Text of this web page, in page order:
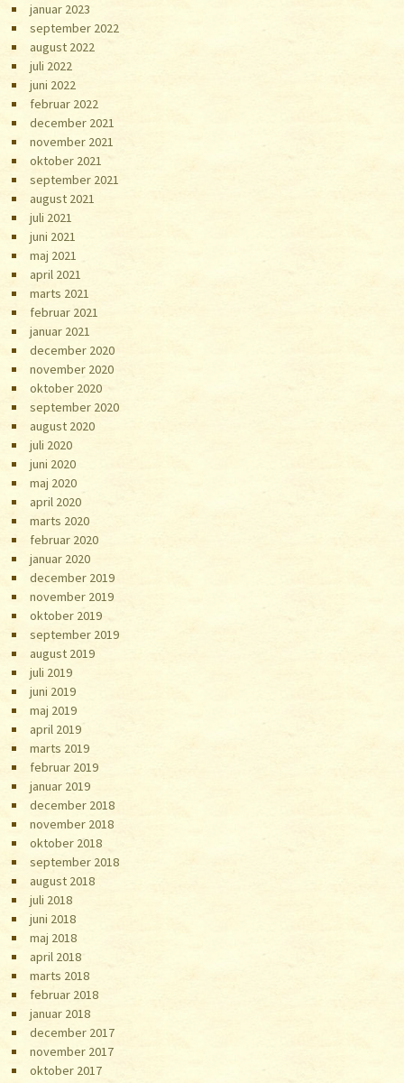
januar 2023
september 2022
august 2022
juli 2022
juni 2022
februar 2022
december 2021
november 2021
oktober 2021
september 2021
august 2021
juli 2021
juni 2021
maj 2021
april 2021
marts 2021
februar 2021
januar 2021
december 2020
november 2020
oktober 2020
september 2020
august 2020
juli 2020
juni 2020
maj 2020
april 2020
marts 2020
februar 2020
januar 2020
december 2019
november 2019
oktober 2019
september 2019
august 2019
juli 2019
juni 2019
maj 2019
april 2019
marts 2019
februar 2019
januar 2019
december 2018
november 2018
oktober 2018
september 2018
august 2018
juli 2018
juni 2018
maj 2018
april 2018
marts 2018
februar 2018
januar 2018
december 2017
november 2017
oktober 2017